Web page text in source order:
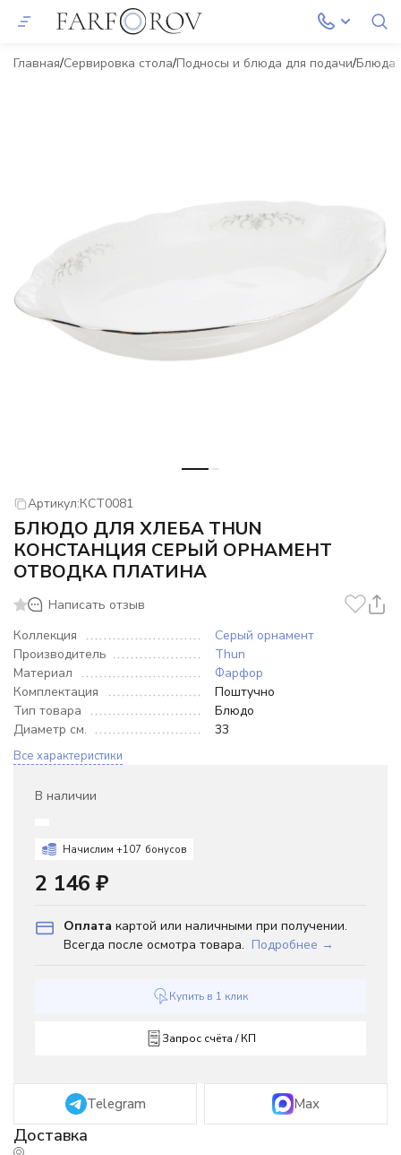
Главная Сервировка стола Подносы и блюда для подачи Блюда
Артикул:КСТ0081
БЛЮДО ДЛЯ ХЛЕБА THUN
КОНСТАНЦИЯ СЕРЫЙ ОРНАМЕНТ
ОТВОДКА ПЛАТИНА
Написать отзыв
Коллекция
Серый орнамент
Производитель
Thun
Материал
Фарфор
Комплектация
Поштучно
Тип товара
Блюдо
Диаметр см.
33
Все характеристики
В наличии
Начислим +107 бонусов
2 146 ₽
Оплата картой или наличными при получении.
Всегда после осмотра товара. Подробнее →
Купить в 1 клик
Запрос счёта / КП
Telegram Max